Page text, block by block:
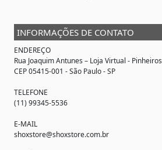
INFORMAÇÕES DE CONTATO
ENDEREÇO
Rua Joaquim Antunes – Loja Virtual - Pinheiros
CEP 05415-001 - São Paulo - SP
TELEFONE
(11) 99345-5536
E-MAIL
shoxstore@shoxstore.com.br